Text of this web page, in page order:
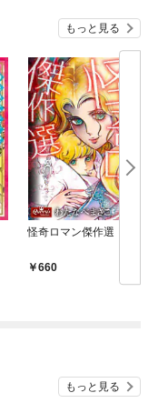
もっと見る
怪奇ロマン傑作選
660
もっと見る